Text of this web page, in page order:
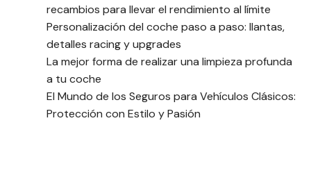
recambios para llevar el rendimiento al límite
Personalización del coche paso a paso: llantas,
detalles racing y upgrades
La mejor forma de realizar una limpieza profunda
a tu coche
El Mundo de los Seguros para Vehículos Clásicos:
Protección con Estilo y Pasión